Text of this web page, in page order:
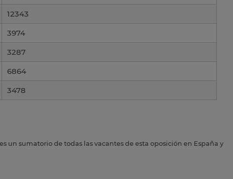
12343
3974
3287
6864
3478
un sumatorio de todas las vacantes de esta oposición en España y